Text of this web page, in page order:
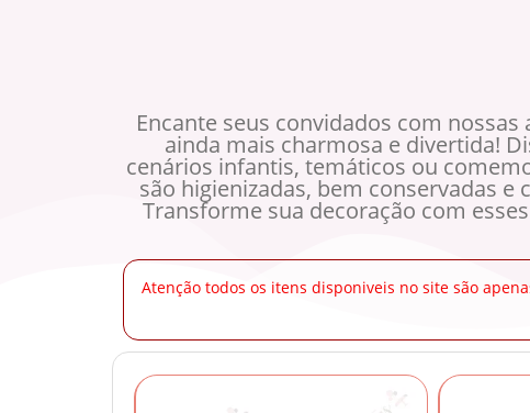
Encante seus convidados com nossas
ainda mais charmosa e divertida!
cenários infantis, temáticos ou
são higienizadas, bem conservadas
Transforme sua decoração com
Atenção todos os itens disponiveis no site são